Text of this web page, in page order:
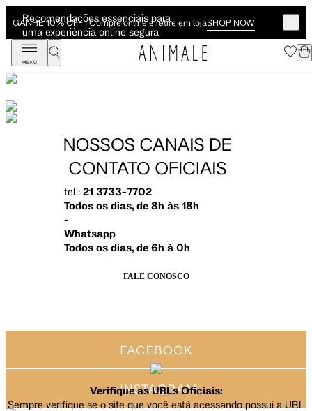
GANHE 10% OFF | Compre online e retire em lojaSHOP NOW
MENU
Recomendações essenciais para
uma experiência online segura
tel.: 21 3733-7702
Todos os dias, de 8h às 18h
-
Whatsapp
Todos os dias, de 6h à 0h
FALE CONOSCO
Verifique as URLs Oficiais:
Sempre verifique se o site que você está acessando possui a URL